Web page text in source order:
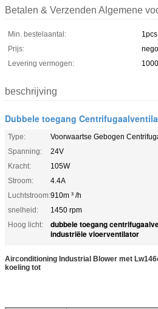
Betalen & Verzenden Algemene
Min. bestelaantal:
1pcs
Prijs:
Levering vermogen:
beschrijving
Dubbele toegang
Type:
Voorwaartse Gebogen
Spanning:
24V
Kracht:
105W
Stroom:
4.4A
Luchtstroom:910m ³ /h
snelheid:
1450 rpm
Hoog licht:
dubbele toegang
industriële vloerventilator
Airconditioning Industrial Blower met
koeling tot